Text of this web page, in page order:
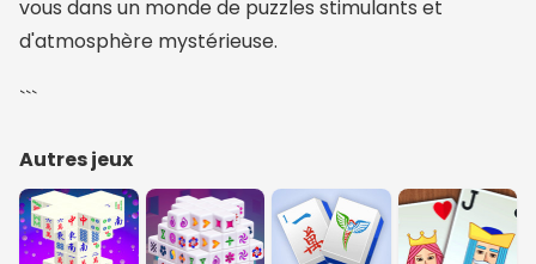
vous dans un monde de puzzles stimulants et
d'atmosphère mystérieuse.
```
Autres jeux